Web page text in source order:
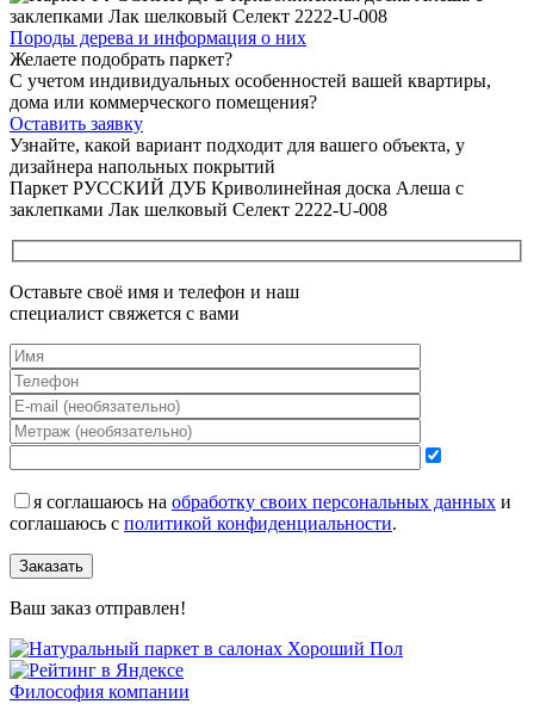
Породы дерева и информация о них
Желаете подобрать паркет?
С учетом индивидуальных особенностей вашей квартиры,
дома или коммерческого помещения?
Оставить заявку
Узнайте, какой вариант подходит для вашего объекта, у
дизайнера напольных покрытий
Паркет РУССКИЙ ДУБ Криволинейная доска Алеша с
заклепками Лак шелковый Селект 2222-U-008
Оставьте своё имя и телефон и наш
специалист свяжется с вами
я соглашаюсь на обработку своих персональных данных и
соглашаюсь с политикой конфиденциальности.
Заказать
Ваш заказ отправлен!
Философия компании